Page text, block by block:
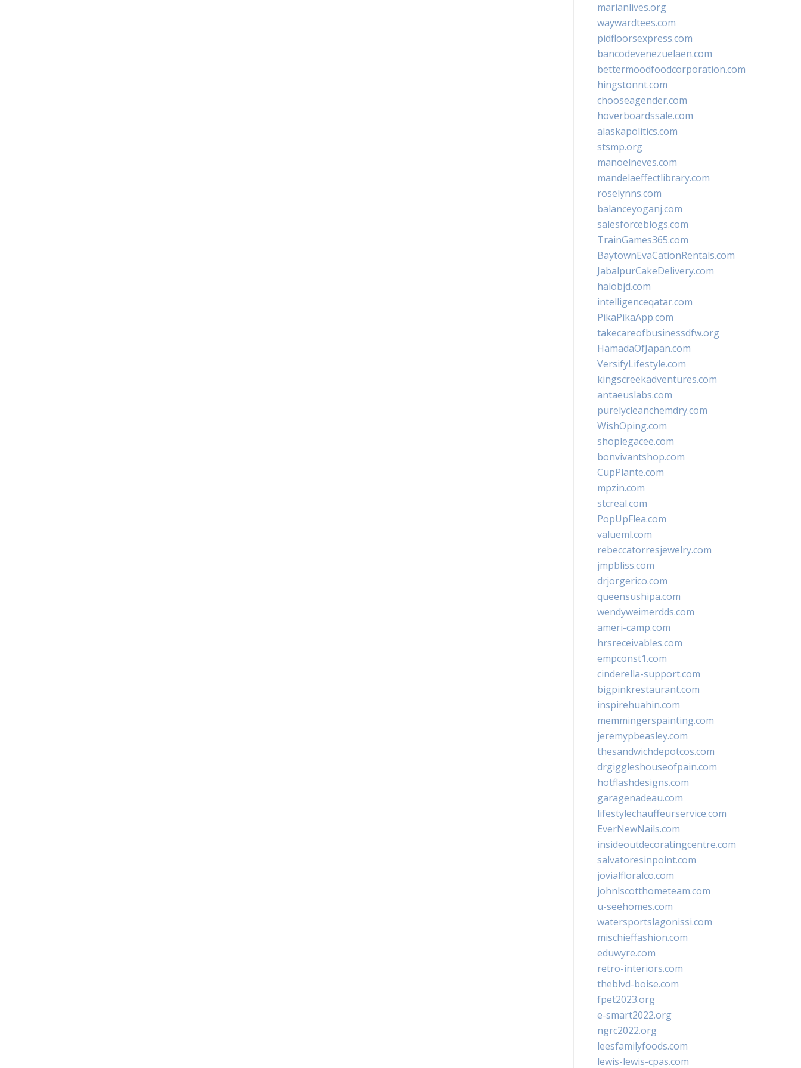
marianlives.org
waywardtees.com
pidfloorsexpress.com
bancodevenezuelaen.com
bettermoodfoodcorporation.com
hingstonnt.com
chooseagender.com
hoverboardssale.com
alaskapolitics.com
stsmp.org
manoelneves.com
mandelaeffectlibrary.com
roselynns.com
balanceyoganj.com
salesforceblogs.com
TrainGames365.com
BaytownEvaCationRentals.com
JabalpurCakeDelivery.com
halobjd.com
intelligenceqatar.com
PikaPikaApp.com
takecareofbusinessdfw.org
HamadaOfJapan.com
VersifyLifestyle.com
kingscreekadventures.com
antaeuslabs.com
purelycleanchemdry.com
WishOping.com
shoplegacee.com
bonvivantshop.com
CupPlante.com
mpzin.com
stcreal.com
PopUpFlea.com
valueml.com
rebeccatorresjewelry.com
jmpbliss.com
drjorgerico.com
queensushipa.com
wendyweimerdds.com
ameri-camp.com
hrsreceivables.com
empconst1.com
cinderella-support.com
bigpinkrestaurant.com
inspirehuahin.com
memmingerspainting.com
jeremypbeasley.com
thesandwichdepotcos.com
drgiggleshouseofpain.com
hotflashdesigns.com
garagenadeau.com
lifestylechauffeurservice.com
EverNewNails.com
insideoutdecoratingcentre.com
salvatoresinpoint.com
jovialfloralco.com
johnlscotthometeam.com
u-seehomes.com
watersportslagonissi.com
mischieffashion.com
eduwyre.com
retro-interiors.com
theblvd-boise.com
fpet2023.org
e-smart2022.org
ngrc2022.org
leesfamilyfoods.com
lewis-lewis-cpas.com